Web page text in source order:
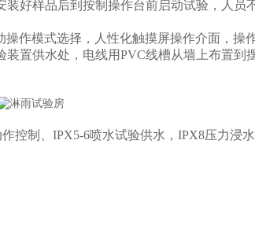
好样品后到按制操作台前启动试验，人员
作模式选择，人性化触摸屏操作介面，操
置供水处，电线用PVC线槽从墙上布置到
控制、IPX5-6喷水试验供水，IPX8压力浸